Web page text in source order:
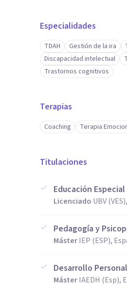
Especialidades
TDAH Gestión de la ira
Discapacidad intelectual
Trastornos cognitivos
Terapias
Coaching Terapia
Titulaciones
Educación Especial
Licenciado UBV
Pedagogía y
MásterIEP (ESP),
Desarrollo
MásterIAEDH (Esp),